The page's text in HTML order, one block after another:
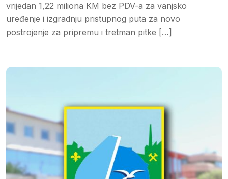
vrijedan 1,22 miliona KM bez PDV-a za vanjsko
uređenje i izgradnju pristupnog puta za novo
postrojenje za pripremu i tretman pitke […]